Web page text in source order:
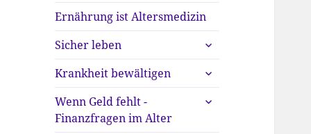
Ernährung ist Altersmedizin
Sicher leben
untermenü
anzeigen
Krankheit bewältigen
untermenü
anzeigen
Wenn Geld fehlt -
Finanzfragen im Alter
untermenü